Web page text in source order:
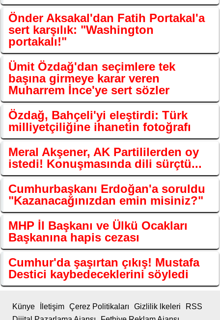
Önder Aksakal'dan Fatih Portakal'a
sert karşılık: "Washington
portakalı!"
Ümit Özdağ'dan seçimlere tek
başına girmeye karar veren
Muharrem İnce'ye sert sözler
Özdağ, Bahçeli'yi eleştirdi: Türk
milliyetçiliğine ihanetin fotoğrafı
Meral Akşener, AK Partililerden oy
istedi! Konuşmasında dili sürçtü...
Cumhurbaşkanı Erdoğan'a soruldu
"Kazanacağınızdan emin misiniz?"
MHP İl Başkanı ve Ülkü Ocakları
Başkanına hapis cezası
Cumhur'da şaşırtan çıkış! Mustafa
Destici kaybedeceklerini söyledi
Künye İletişim Çerez Politikaları Gizlilik lkeleri
RSS